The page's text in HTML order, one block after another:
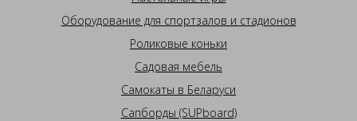
Оборудование для спортзалов и стадионов
Роликовые коньки
Садовая мебель
Самокаты в Беларуси
Сапборды (SUPboard)